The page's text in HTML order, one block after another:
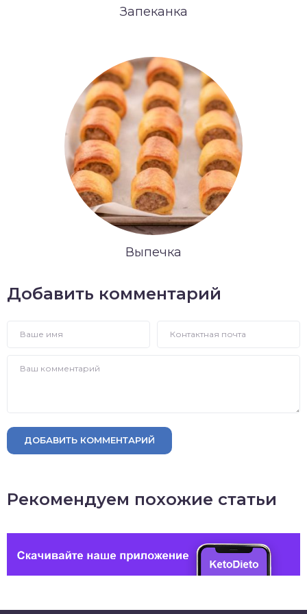
Запеканка
Выпечка
Добавить комментарий
ДОБАВИТЬ КОММЕНТАРИЙ
Рекомендуем похожие статьи